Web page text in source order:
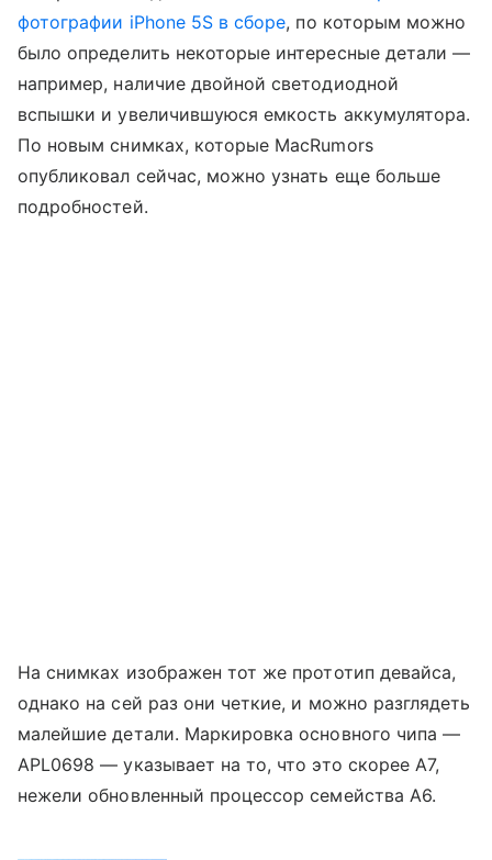
фотографии iPhone 5S в сборе, по которым можно
было определить некоторые интересные детали —
например, наличие двойной светодиодной
вспышки и увеличившуюся емкость аккумулятора.
По новым снимках, которые MacRumors
опубликовал сейчас, можно узнать еще больше
подробностей.
На снимках изображен тот же прототип девайса,
однако на сей раз они четкие, и можно разглядеть
малейшие детали. Маркировка основного чипа —
APL0698 — указывает на то, что это скорее A7,
нежели обновленный процессор семейства А6.